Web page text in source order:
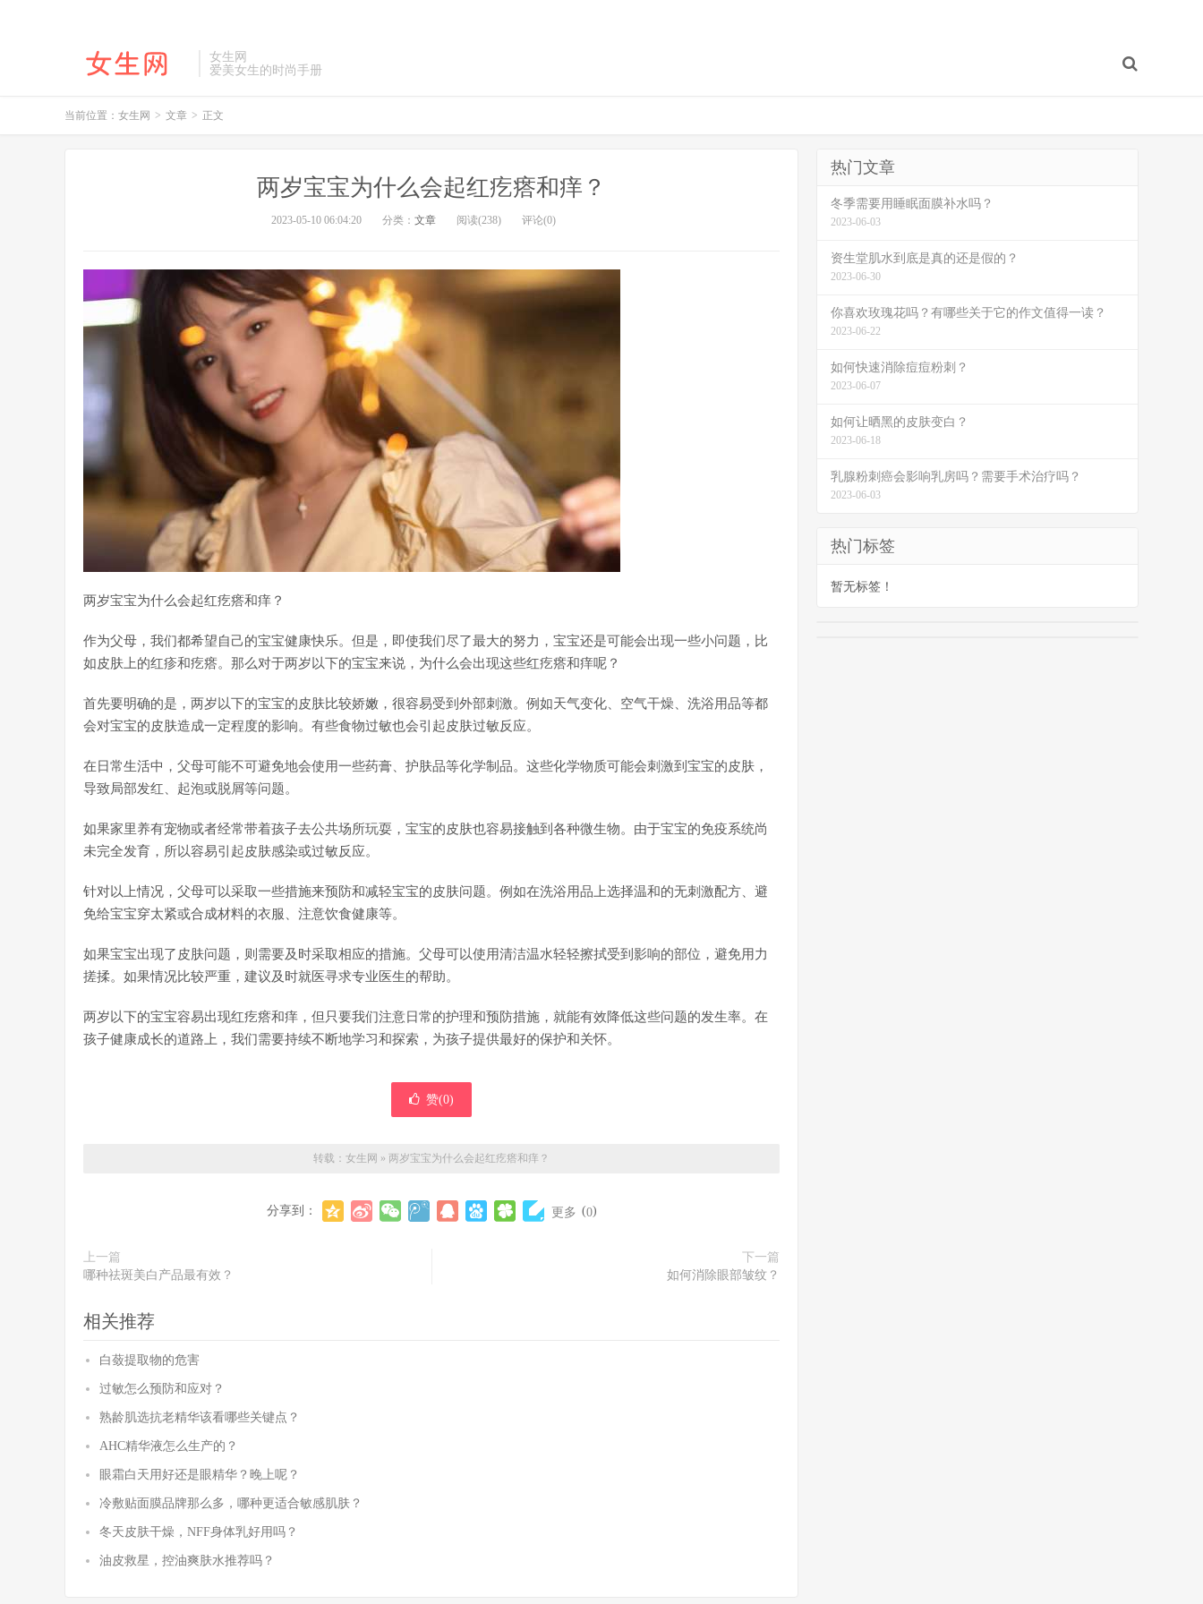
女生网
爱美女生的时尚手册
当前位置： 女生网 > 文章 > 正文
两岁宝宝为什么会起红疙瘩和痒？
2023-05-10 06:04:20 分类： 文章 阅读(238) 评论(0)
两岁宝宝为什么会起红疙瘩和痒？
作为父母，我们都希望自己的宝宝健康快乐。但是，即使我们尽了最大的努力，宝宝还是可能会出现一些小问题，比
如皮肤上的红疹和疙瘩。那么对于两岁以下的宝宝来说，为什么会出现这些红疙瘩和痒呢？
首先要明确的是，两岁以下的宝宝的皮肤比较娇嫩，很容易受到外部刺激。例如天气变化、空气干燥、洗浴用品等都
会对宝宝的皮肤造成一定程度的影响。有些食物过敏也会引起皮肤过敏反应。
在日常生活中，父母可能不可避免地会使用一些药膏、护肤品等化学制品。这些化学物质可能会刺激到宝宝的皮肤，
导致局部发红、起泡或脱屑等问题。
如果家里养有宠物或者经常带着孩子去公共场所玩耍，宝宝的皮肤也容易接触到各种微生物。由于宝宝的免疫系统尚
未完全发育，所以容易引起皮肤感染或过敏反应。
针对以上情况，父母可以采取一些措施来预防和减轻宝宝的皮肤问题。例如在洗浴用品上选择温和的无刺激配方、避
免给宝宝穿太紧或合成材料的衣服、注意饮食健康等。
如果宝宝出现了皮肤问题，则需要及时采取相应的措施。父母可以使用清洁温水轻轻擦拭受到影响的部位，避免用力
搓揉。如果情况比较严重，建议及时就医寻求专业医生的帮助。
两岁以下的宝宝容易出现红疙瘩和痒，但只要我们注意日常的护理和预防措施，就能有效降低这些问题的发生率。在
孩子健康成长的道路上，我们需要持续不断地学习和探索，为孩子提供最好的保护和关怀。
赞(0)
转载： 女生网 » 两岁宝宝为什么会起红疙瘩和痒？
分享到： 更多 (0)
上一篇
哪种祛斑美白产品最有效？
下一篇
如何消除眼部皱纹？
相关推荐
白蔹提取物的危害
过敏怎么预防和应对？
熟龄肌选抗老精华该看哪些关键点？
AHC精华液怎么生产的？
眼霜白天用好还是眼精华？晚上呢？
冷敷贴面膜品牌那么多，哪种更适合敏感肌肤？
冬天皮肤干燥，NFF身体乳好用吗？
油皮救星，控油爽肤水推荐吗？
热门文章
冬季需要用睡眠面膜补水吗？
2023-06-03
资生堂肌水到底是真的还是假的？
2023-06-30
你喜欢玫瑰花吗？有哪些关于它的作文值得一读？
2023-06-22
如何快速消除痘痘粉刺？
2023-06-07
如何让晒黑的皮肤变白？
2023-06-18
乳腺粉刺癌会影响乳房吗？需要手术治疗吗？
2023-06-03
热门标签
暂无标签！